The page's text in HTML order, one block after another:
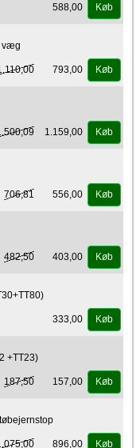
588,00 Køb
væg
793,00 Køb
1.159,00 Køb
706,81 556,00 Køb
482,50 403,00 Køb
333,00 Køb
+TT23)
187,50 157,00 Køb
896,00 Køb